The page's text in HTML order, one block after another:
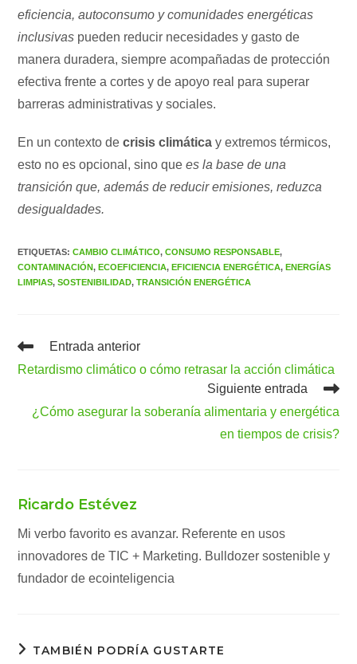
eficiencia, autoconsumo y comunidades energéticas
inclusivas pueden reducir necesidades y gasto de
manera duradera, siempre acompañadas de protección
efectiva frente a cortes y de apoyo real para superar
barreras administrativas y sociales.
En un contexto decrisis climática y extremos térmicos,
esto no es opcional, sino quees la base de una
transición que, además de reducir emisiones, reduzca
desigualdades.
ETIQUETAS:CAMBIO CLIMÁTICO, CONSUMO RESPONSABLE,
CONTAMINACIÓN, ECOEFICIENCIA, EFICIENCIA ENERGÉTICA, ENERGÍAS
LIMPIAS, SOSTENIBILIDAD, TRANSICIÓN ENERGÉTICA
Leer
artículos
Entrada anterior
Retardismo climático o cómo retrasar la acción climática
Siguiente entrada
¿Cómo asegurar la soberanía alimentaria y energética
en tiempos de crisis?
Ricardo Estévez
Mi verbo favorito es avanzar. Referente en usos
innovadores de TIC + Marketing. Bulldozer sostenible y
fundador de ecointeligencia
TAMBIÉN PODRÍA GUSTARTE